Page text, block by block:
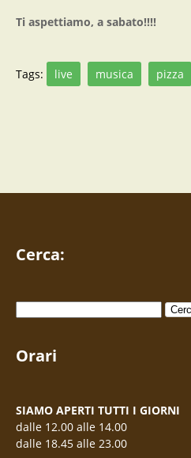
Ti aspettiamo, a sabato!!!!
Tags: live musica pizza
Cerca:
Orari
SIAMO APERTI TUTTI I GIORNI
dalle 12.00 alle 14.00
dalle 18.45 alle 23.00